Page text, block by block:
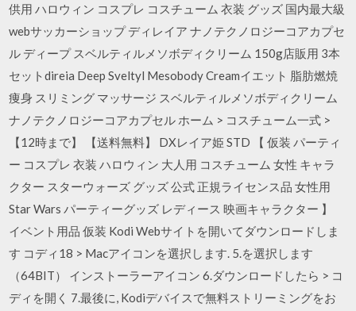
供用 ハロウィン コスプレ コスチューム 衣装 グッズ 国内最大級
webサッカーショップ ディレイア ナノテクノロジーコアカプセ
ル ディープ スベルティルメソボディクリーム 150g店販用 3本
セットdireia Deep Sveltyl Mesobody Creamイエット 脂肪燃焼
痩身 スリミング マッサージ スベルティルメソボディクリーム
ナノテクノロジーコアカプセル ホーム > コスチューム一式 >
【12時まで】 【送料無料】 DXレイア姫 STD 【 仮装 パーティ
ー コスプレ 衣装 ハロウィン 大人用 コスチューム 女性 キャラ
クター スターウォーズ グッズ 公式 正規ライセンス品 女性用
Star Wars パーティーグッズ レディース 映画キャラクター 】
イベント用品 仮装 Kodi Webサイトを開いてダウンロードしま
す コディ18 > Macアイコンを選択します. 5.を選択します
（64BIT） インストーラーアイコン 6.ダウンロードしたら > コ
ディを開く 7.最後に, Kodiデバイスで無料ストリーミングをお